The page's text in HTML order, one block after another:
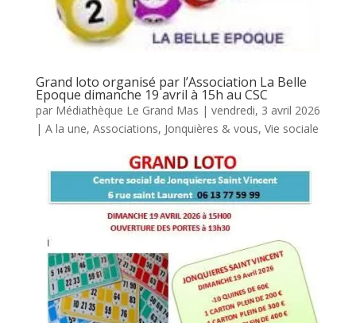
Grand loto organisé par l’Association La Belle
Epoque dimanche 19 avril à 15h au CSC
par Médiathèque Le Grand Mas | vendredi, 3 avril 2026
| A la une, Associations, Jonquières & vous, Vie sociale